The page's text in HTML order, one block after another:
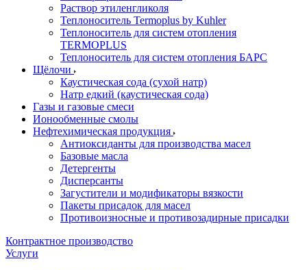
Раствор этиленгликоля
Теплоноситель Termoplus by Kuhler
Теплоноситель для систем отопления
TERMOPLUS
Теплоноситель для систем отопления БАРС
Щёлочи
Каустическая сода (сухой натр)
Натр едкий (каустическая сода)
Газы и газовые смеси
Ионообменные смолы
Нефтехимическая продукция
Антиоксиданты для производства масел
Базовые масла
Детергенты
Дисперсанты
Загустители и модификаторы вязкости
Пакеты присадок для масел
Противоизносные и противозадирные присадки
Контрактное производство
Услуги